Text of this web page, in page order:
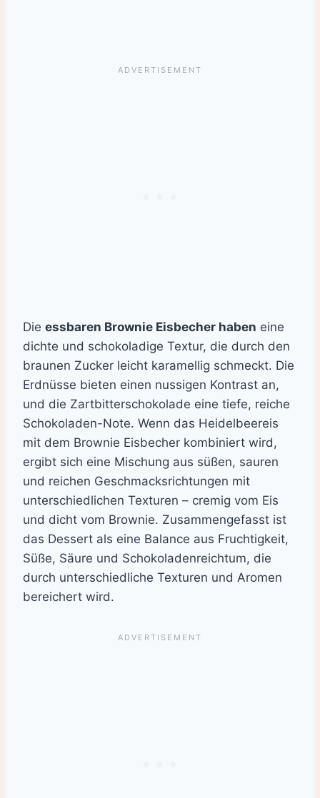
Die essbaren Brownie Eisbecher haben eine
dichte und schokoladige Textur, die durch den
braunen Zucker leicht karamellig schmeckt. Die
Erdnüsse bieten einen nussigen Kontrast an,
und die Zartbitterschokolade eine tiefe, reiche
Schokoladen-Note. Wenn das Heidelbeereis
mit dem Brownie Eisbecher kombiniert wird,
ergibt sich eine Mischung aus süßen, sauren
und reichen Geschmacksrichtungen mit
unterschiedlichen Texturen – cremig vom Eis
und dicht vom Brownie. Zusammengefasst ist
das Dessert als eine Balance aus Fruchtigkeit,
Süße, Säure und Schokoladenreichtum, die
durch unterschiedliche Texturen und Aromen
bereichert wird.